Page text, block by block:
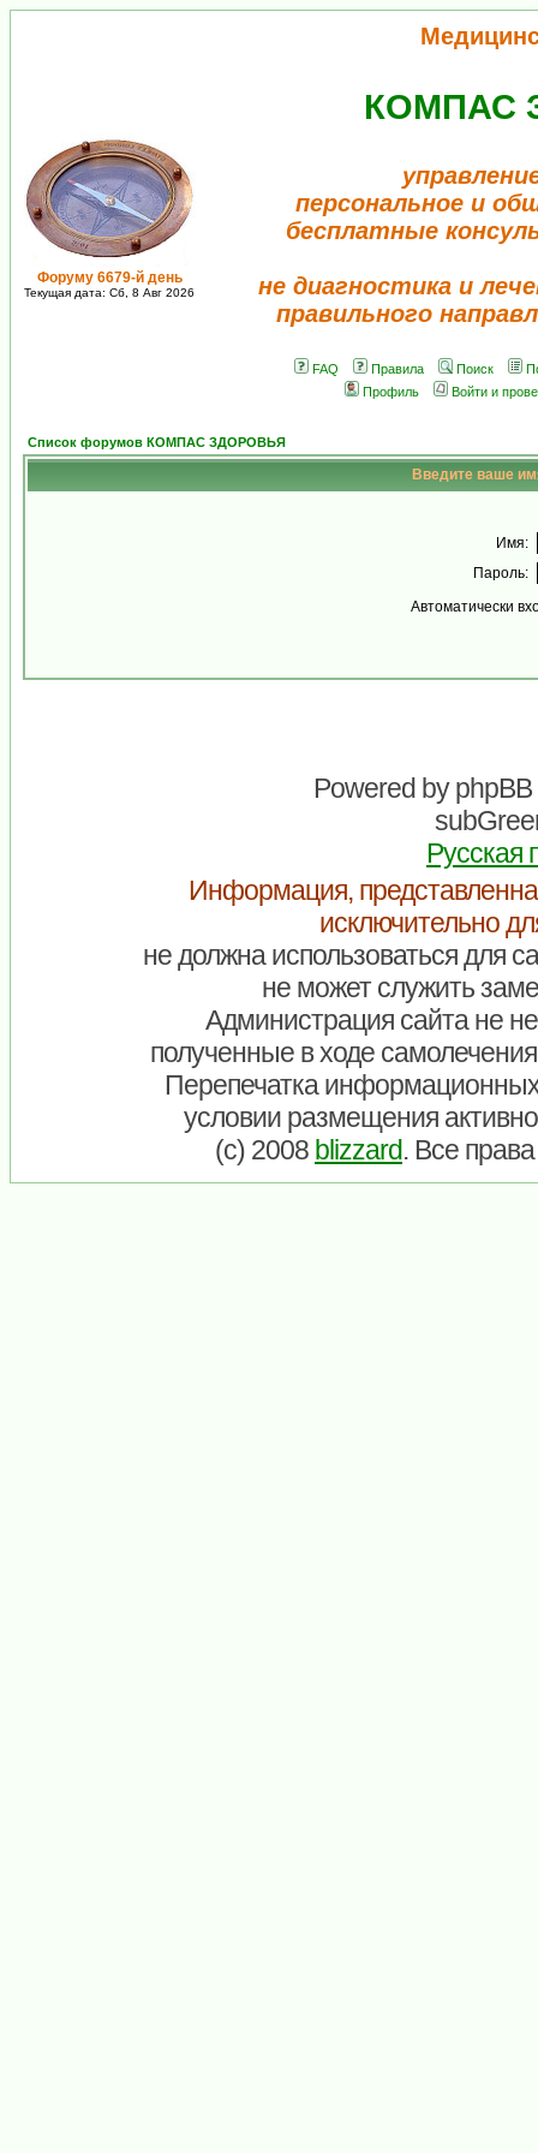
Форуму 6679-й день
Текущая дата: Сб, 8 Авг 2026
КОМПАС
персональное и
бесплатные
не диагностика и
правильного
FAQ Правила Поиск
Профиль
Войти и
Список форумов КОМПАС ЗДОРОВЬЯ
Введите ваше
Имя:
Пароль:
Автоматически
Powered byphpBB
Русская
Информация,
исключительно
не должна использоваться для
не может служить
Администрация сайта не
полученные в ходе
Перепечатка
условии размещения
(c) 2008 blizzard. Все